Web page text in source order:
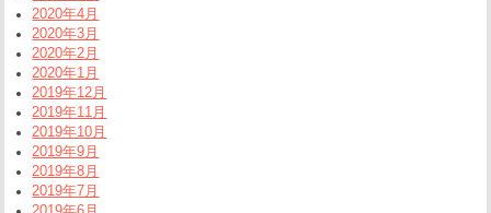
2020年4月
2020年3月
2020年2月
2020年1月
2019年12月
2019年11月
2019年10月
2019年9月
2019年8月
2019年7月